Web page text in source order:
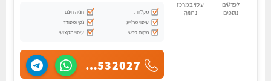
לפרטים
נוספים
עיסוי במרכז
נתניה
מקלחת
חניה חינם
עיסוי מרגיע
נקי ומסודר
מקום פרטי
עיסוי מקצועי
055-4532027